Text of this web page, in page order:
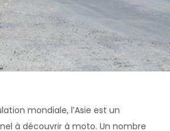
mondiale, l’Asie est un
à découvrir à moto. Un nombre